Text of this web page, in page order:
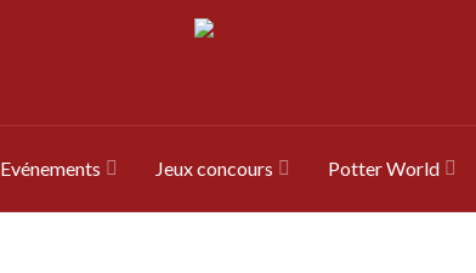
Evénements Jeux concours Potter World